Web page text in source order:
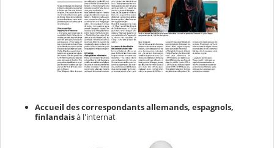
Accueil des correspondants allemands, espagnols,
finlandaisà l'internat